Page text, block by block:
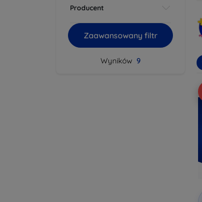
Producent
Zaawansowany filtr
Wyników 9